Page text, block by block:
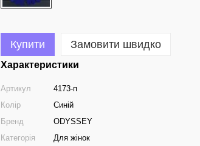
Купити Замовити швидко
Характеристики
Артикул
4173-п
Колір
Синій
Бренд
ODYSSEY
Категорія
Для жінок